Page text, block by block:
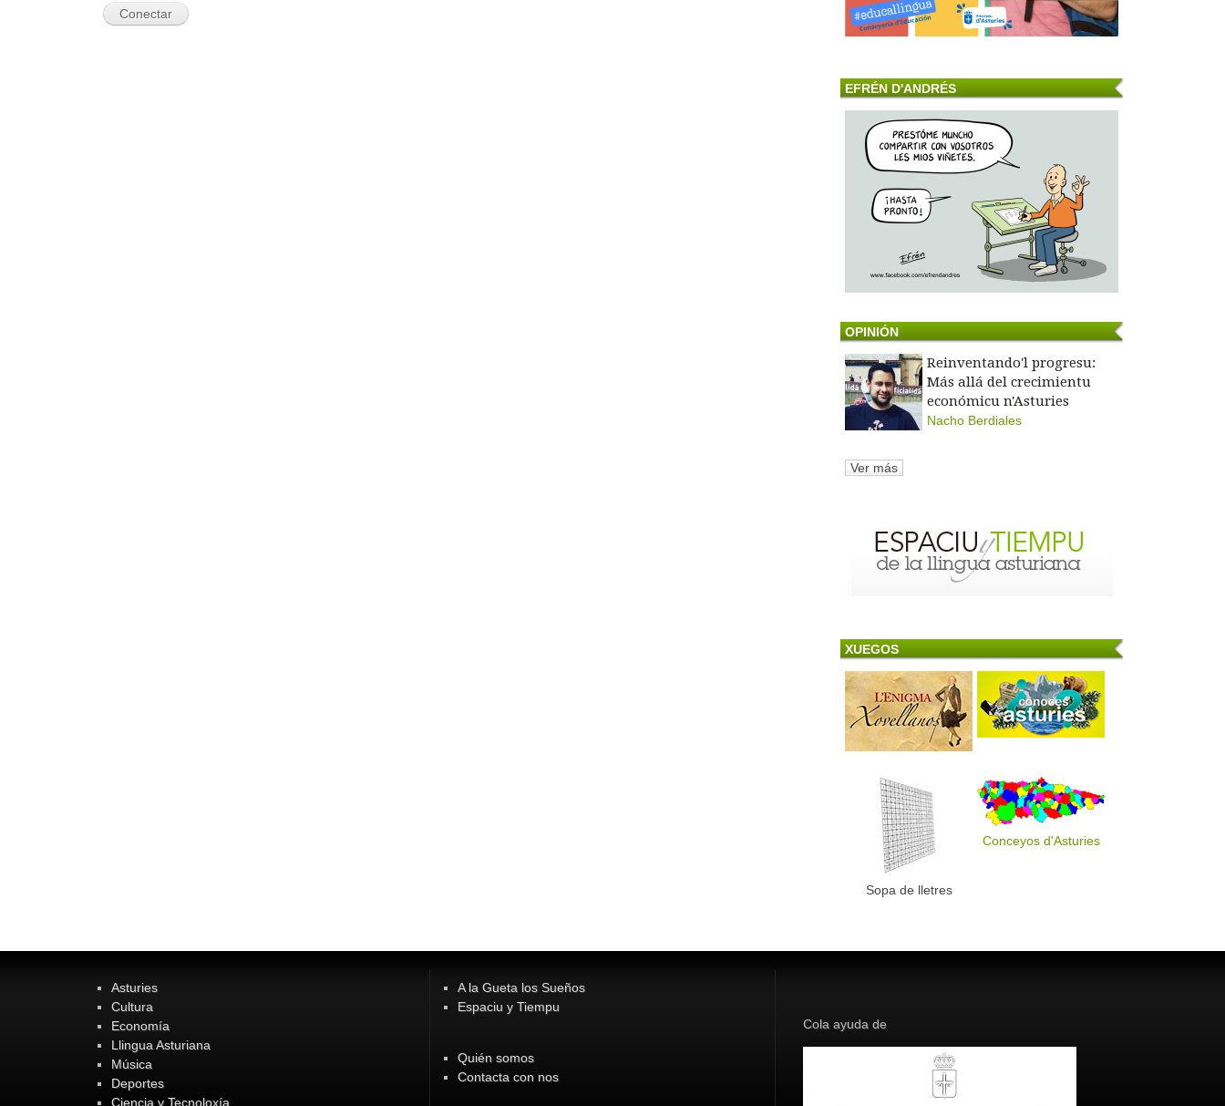
EFRÉN D'ANDRÉS
OPINIÓN
Reinventando'l progresu:
Más allá del crecimientu
económicu n'Asturies
Nacho Berdiales
Ver más
XUEGOS
Sopa de lletres
Conceyos d'Asturies
Asturies
Cultura
Economía
Llingua Asturiana
Música
Deportes
Ciencia y Tecnoloxía
A la Gueta los Sueños
Espaciu y Tiempu
Quién somos
Contacta con nos
Cola ayuda de